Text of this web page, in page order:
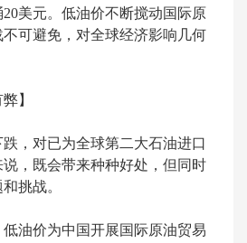
美元。低油价不断搅动国际原
可避免，对全球经济影响几何
】
，对已为全球第二大石油进口
，既会带来种种好处，但同时
挑战。
油价为中国开展国际原油贸易